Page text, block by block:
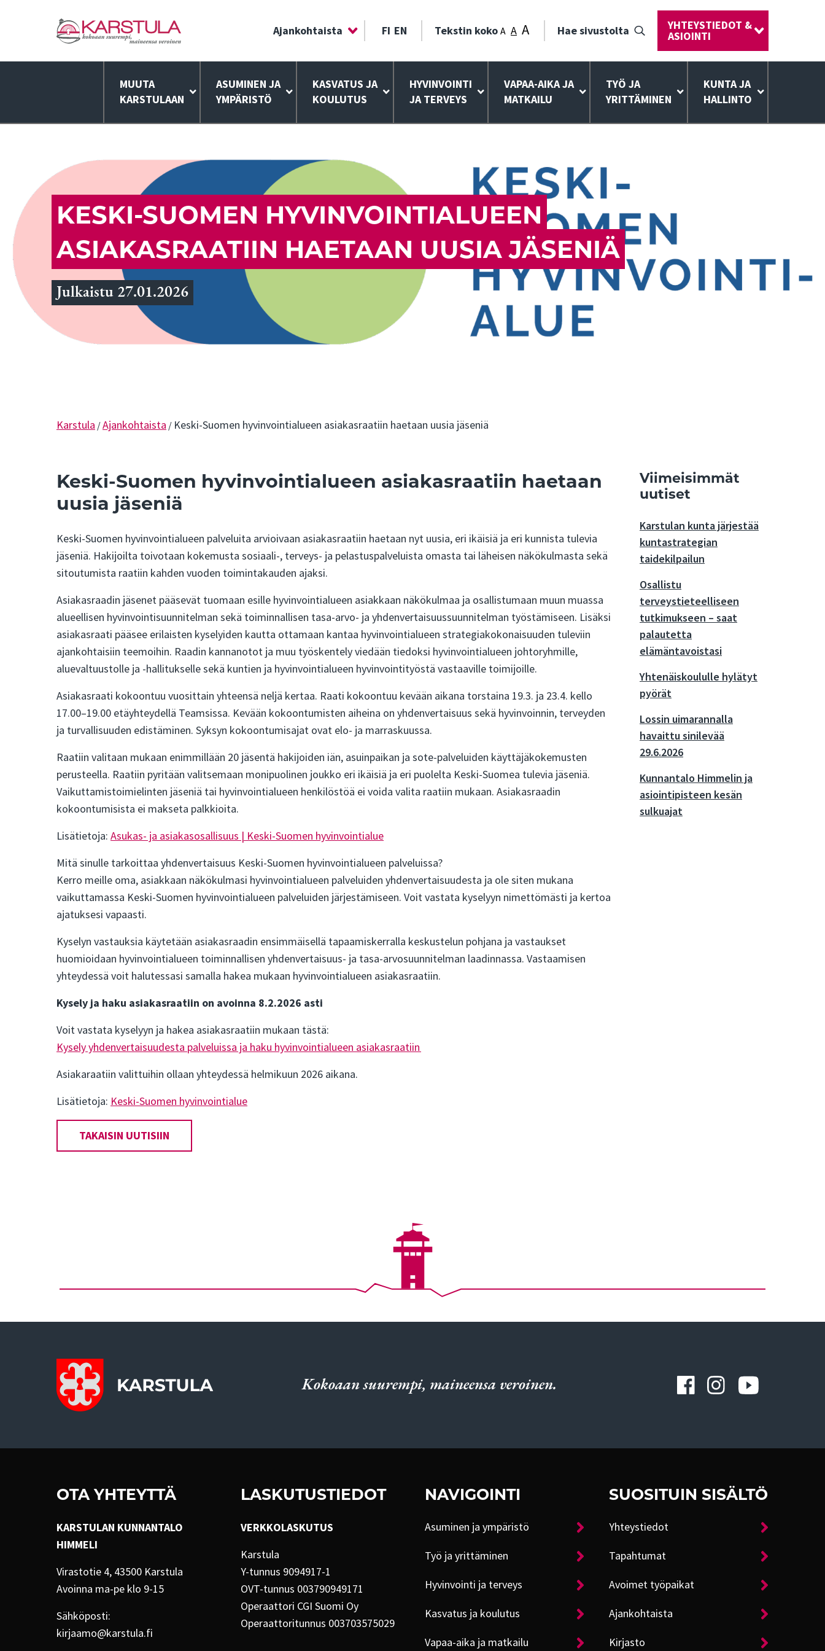
Ajankohtaista FI EN Tekstin kokoA A A Hae sivustolta YHTEYSTIEDOT &
ASIOINTI
MUUTA
KARSTULAAN
ASUMINEN JA
YMPÄRISTÖ
KASVATUS JA
KOULUTUS
HYVINVOINTI
JA TERVEYS
VAPAA-AIKA JA
MATKAILU
TYÖ JA
YRITTÄMINEN
KUNTA JA
HALLINTO
KESKI-SUOMEN HYVINVOINTIALUEEN
ASIAKASRAATIIN HAETAAN UUSIA JÄSENIÄ
Julkaistu 27.01.2026
Karstula /Ajankohtaista / Keski-Suomen hyvinvointialueen asiakasraatiin haetaan uusia jäseniä
Keski-Suomen hyvinvointialueen asiakasraatiin haetaan
uusia jäseniä
Keski-Suomen hyvinvointialueen palveluita arvioivaan asiakasraatiin haetaan nyt uusia, eri ikäisiä ja eri kunnista tulevia
jäseniä. Hakijoilta toivotaan kokemusta sosiaali-, terveys- ja pelastuspalveluista omasta tai läheisen näkökulmasta sekä
sitoutumista raatiin kahden vuoden toimintakauden ajaksi.
Asiakasraadin jäsenet pääsevät tuomaan esille hyvinvointialueen asiakkaan näkökulmaa ja osallistumaan muun muassa
alueellisen hyvinvointisuunnitelman sekä toiminnallisen tasa-arvo- ja yhdenvertaisuussuunnitelman työstämiseen. Lisäksi
asiakasraati pääsee erilaisten kyselyiden kautta ottamaan kantaa hyvinvointialueen strategiakokonaisuuden tuleviin
ajankohtaisiin teemoihin. Raadin kannanotot ja muu työskentely viedään tiedoksi hyvinvointialueen johtoryhmille,
aluevaltuustolle ja -hallitukselle sekä kuntien ja hyvinvointialueen hyvinvointityöstä vastaaville toimijoille.
Asiakasraati kokoontuu vuosittain yhteensä neljä kertaa. Raati kokoontuu kevään aikana torstaina 19.3. ja 23.4. kello
17.00–19.00 etäyhteydellä Teamsissa. Kevään kokoontumisten aiheina on yhdenvertaisuus sekä hyvinvoinnin, terveyden
ja turvallisuuden edistäminen. Syksyn kokoontumisajat ovat elo- ja marraskuussa.
Raatiin valitaan mukaan enimmillään 20 jäsentä hakijoiden iän, asuinpaikan ja sote-palveluiden käyttäjäkokemusten
perusteella. Raatiin pyritään valitsemaan monipuolinen joukko eri ikäisiä ja eri puolelta Keski-Suomea tulevia jäseniä.
Vaikuttamistoimielinten jäseniä tai hyvinvointialueen henkilöstöä ei voida valita raatiin mukaan. Asiakasraadin
kokoontumisista ei makseta palkkioita.
Lisätietoja: Asukas- ja asiakasosallisuus | Keski-Suomen hyvinvointialue
Mitä sinulle tarkoittaa yhdenvertaisuus Keski-Suomen hyvinvointialueen palveluissa?
Kerro meille oma, asiakkaan näkökulmasi hyvinvointialueen palveluiden yhdenvertaisuudesta ja ole siten mukana
vaikuttamassa Keski-Suomen hyvinvointialueen palveluiden järjestämiseen. Voit vastata kyselyyn nimettömästi ja kertoa
ajatuksesi vapaasti.
Kyselyn vastauksia käytetään asiakasraadin ensimmäisellä tapaamiskerralla keskustelun pohjana ja vastaukset
huomioidaan hyvinvointialueen toiminnallisen yhdenvertaisuus- ja tasa-arvosuunnitelman laadinnassa. Vastaamisen
yhteydessä voit halutessasi samalla hakea mukaan hyvinvointialueen asiakasraatiin.
Kysely ja haku asiakasraatiin on avoinna 8.2.2026 asti
Voit vastata kyselyyn ja hakea asiakasraatiin mukaan tästä:
Kysely yhdenvertaisuudesta palveluissa ja haku hyvinvointialueen asiakasraatiin
Asiakaraatiin valittuihin ollaan yhteydessä helmikuun 2026 aikana.
Lisätietoja: Keski-Suomen hyvinvointialue
TAKAISIN UUTISIIN
Viimeisimmät
uutiset
Karstulan kunta järjestää
kuntastrategian
taidekilpailun
Osallistu
terveystieteelliseen
tutkimukseen – saat
palautetta
elämäntavoistasi
Yhtenäiskoululle hylätyt
pyörät
Lossin uimarannalla
havaittu sinilevää
29.6.2026
Kunnantalo Himmelin ja
asiointipisteen kesän
sulkuajat
Kokoaan suurempi, maineensa veroinen.
OTA YHTEYTTÄ
KARSTULAN KUNNANTALO
HIMMELI
Virastotie 4, 43500 Karstula
Avoinna ma-pe klo 9-15
Sähköposti:
kirjaamo@karstula.fi
LASKUTUSTIEDOT
VERKKOLASKUTUS
Karstula
Y-tunnus 9094917-1
OVT-tunnus 003790949171
Operaattori CGI Suomi Oy
Operaattoritunnus 003703575029
NAVIGOINTI
Asuminen ja ympäristö
Työ ja yrittäminen
Hyvinvointi ja terveys
Kasvatus ja koulutus
Vapaa-aika ja matkailu
SUOSITUIN SISÄLTÖ
Yhteystiedot
Tapahtumat
Avoimet työpaikat
Ajankohtaista
Kirjasto